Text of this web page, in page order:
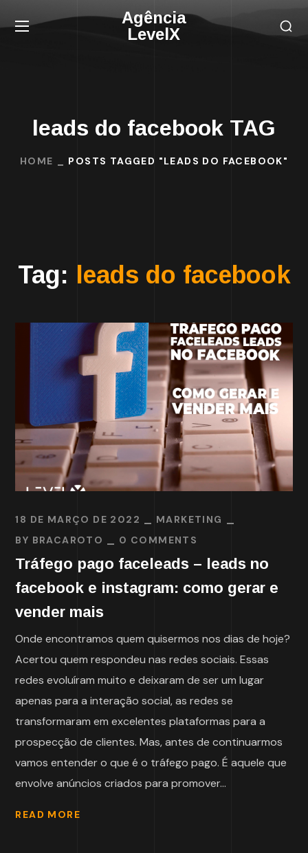
Agência
LevelX
leads do facebook TAG
HOME POSTS TAGGED "LEADS DO FACEBOOK"
Tag: leads do facebook
18 DE MARÇO DE 2022
MARKETING
BY BRACAROTO 0 COMMENTS
Tráfego pago faceleads – leads no
facebook e instagram: como gerar e
vender mais
Onde encontramos quem quisermos nos dias de hoje?
Acertou quem respondeu nas redes sociais. Essas
redes evoluíram muito e deixaram de ser um lugar
apenas para a interação social, as redes se
transformaram em excelentes plataformas para a
prospecção de clientes. Mas, antes de continuarmos
vamos entender o que é o tráfego pago. É aquele que
envolve anúncios criados para promover...
READ MORE